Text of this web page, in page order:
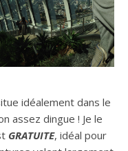
idéalement dans le
assez dingue ! Je le
GRATUITE, idéal pour